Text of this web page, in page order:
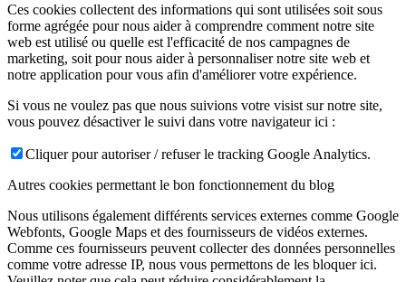
Ces cookies collectent des informations qui sont utilisées soit sous
forme agrégée pour nous aider à comprendre comment notre site
web est utilisé ou quelle est l'efficacité de nos campagnes de
marketing, soit pour nous aider à personnaliser notre site web et
notre application pour vous afin d'améliorer votre expérience.
Si vous ne voulez pas que nous suivions votre visist sur notre site,
vous pouvez désactiver le suivi dans votre navigateur ici :
Cliquer pour autoriser / refuser le tracking Google Analytics.
Autres cookies permettant le bon fonctionnement du blog
Nous utilisons également différents services externes comme Google
Webfonts, Google Maps et des fournisseurs de vidéos externes.
Comme ces fournisseurs peuvent collecter des données personnelles
comme votre adresse IP, nous vous permettons de les bloquer ici.